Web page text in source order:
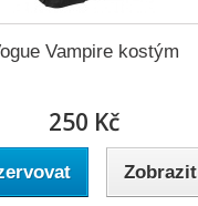
Vampire kostým
250 Kč
Zobrazit